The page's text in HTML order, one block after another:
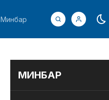
Минбар
МИНБАР